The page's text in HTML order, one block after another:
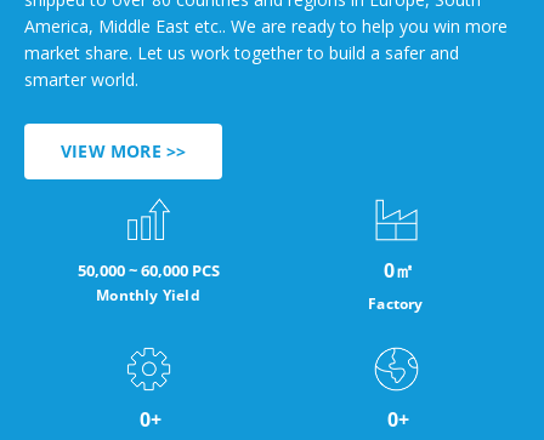
America, Middle East etc.. We are ready to help you win more
market share. Let us work together to build a safer and
smarter world.
VIEW MORE >>
50,000 ~ 60,000 PCS
Monthly Yield Factory
0㎡
0+ 0+